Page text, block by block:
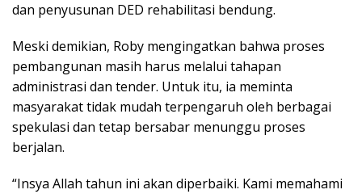
dan penyusunan DED rehabilitasi bendung.
Meski demikian, Roby mengingatkan bahwa proses
pembangunan masih harus melalui tahapan
administrasi dan tender. Untuk itu, ia meminta
masyarakat tidak mudah terpengaruh oleh berbagai
spekulasi dan tetap bersabar menunggu proses
berjalan.
“Insya Allah tahun ini akan diperbaiki. Kami memahami